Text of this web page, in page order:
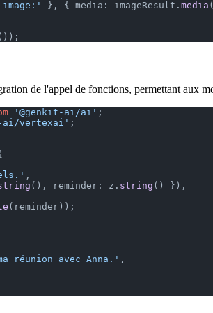
}, { media: imageResult. media
de l'appel de fonctions, permettant aux
'@genkit-ai/ai' ;
ai/vertexai' ;
,
(), reminder: z. string () }),
(reminder));
réunion avec Anna.' ,